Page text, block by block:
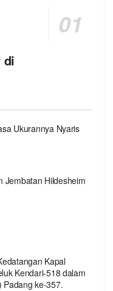
di
Ukurannya Nyaris
Jembatan Hildesheim
Kapal
Kendari-518 dalam
Padang ke-357.